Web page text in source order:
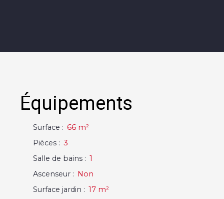
Équipements
Surface : 66 m²
Pièces : 3
Salle de bains : 1
Ascenseur : Non
Surface jardin : 17 m²